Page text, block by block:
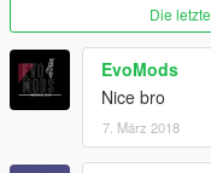
Riko OverFender
GTA 5 modding
SAMMODS2K18
Die
EvoMods
Nice bro
7. März 2018